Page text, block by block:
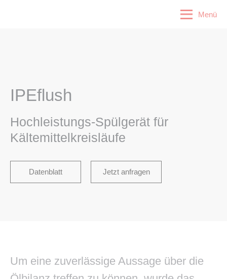
Menü
IPEflush
Hochleistungs-Spülgerät für
Kältemittelkreisläufe
Datenblatt Jetzt anfragen
Um eine zuverlässige Aussage über die